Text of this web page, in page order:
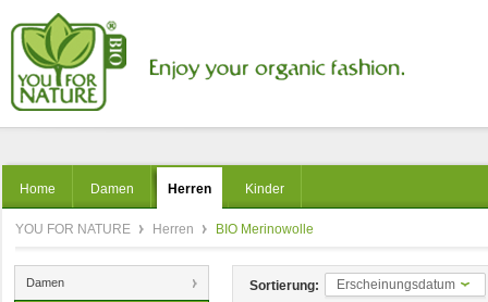
Home Damen Herren Kinder
YOU FOR NATURE Herren BIO Merinowolle
Damen Sortierung: Erscheinungsdatum